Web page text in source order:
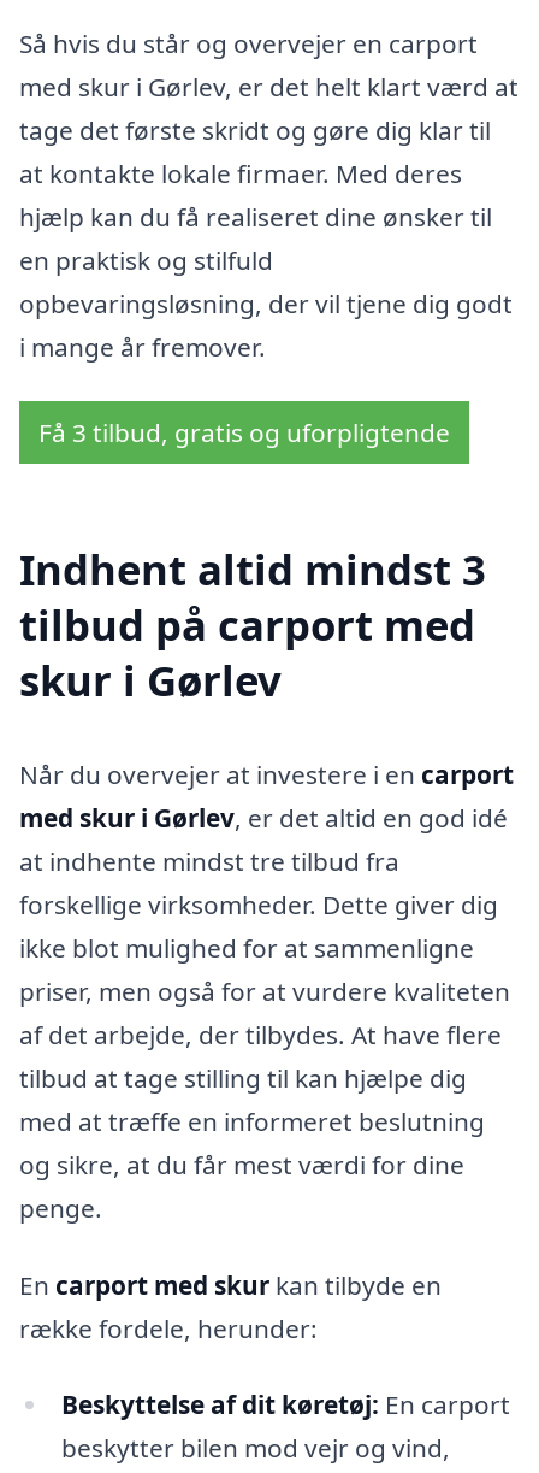
Så hvis du står og overvejer en carport
med skur i Gørlev, er det helt klart værd at
tage det første skridt og gøre dig klar til
at kontakte lokale firmaer. Med deres
hjælp kan du få realiseret dine ønsker til
en praktisk og stilfuld
opbevaringsløsning, der vil tjene dig godt
i mange år fremover.
Få 3 tilbud, gratis og uforpligtende
Indhent altid mindst 3
tilbud på carport med
skur i Gørlev
Når du overvejer at investere i en carport
med skur i Gørlev, er det altid en god idé
at indhente mindst tre tilbud fra
forskellige virksomheder. Dette giver dig
ikke blot mulighed for at sammenligne
priser, men også for at vurdere kvaliteten
af det arbejde, der tilbydes. At have flere
tilbud at tage stilling til kan hjælpe dig
med at træffe en informeret beslutning
og sikre, at du får mest værdi for dine
penge.
En carport med skur kan tilbyde en
række fordele, herunder:
Beskyttelse af dit køretøj: En carport
beskytter bilen mod vejr og vind,